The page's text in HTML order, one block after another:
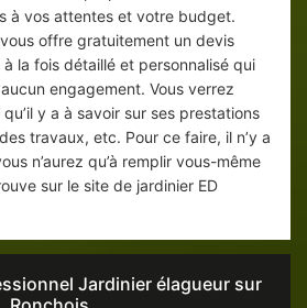
à vos attentes et votre budget.
offre gratuitement un devis
la fois détaillé et personnalisé qui
engagement. Vous verrez
y a à savoir sur ses prestations
travaux, etc. Pour ce faire, il n’y a
n’aurez qu’à remplir vous-même
sur le site de jardinier ED
Jardinier élagueur sur